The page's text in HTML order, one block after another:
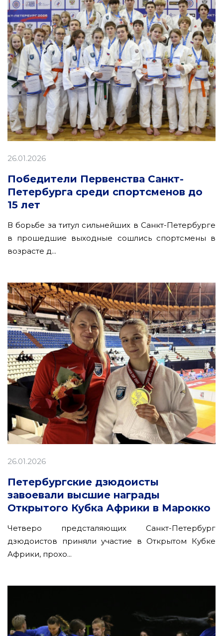
26.01.2026
Победители Первенства Санкт-
Петербурга среди спортсменов до
15 лет
В борьбе за титул сильнейших в Санкт-Петербурге
в прошедшие выходные сошлись спортсмены в
возрасте д...
26.01.2026
Петербургские дзюдоисты
завоевали высшие награды
Открытого Кубка Африки в Марокко
Четверо предсталяющих Санкт-Петербург
дзюдоистов приняли участие в Открытом Кубке
Африки, прохо...